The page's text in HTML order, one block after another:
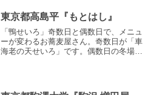
東京都高島平『もとはし』
「鴨せいろ」奇数日と偶数日で、メニュ
ーが変わるお蕎麦屋さん。奇数日が「車
海老の天せいろ」です。偶数日の冬場は